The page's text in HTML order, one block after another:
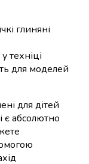
глиняні
техніці
для моделей
для дітей
є абсолютно